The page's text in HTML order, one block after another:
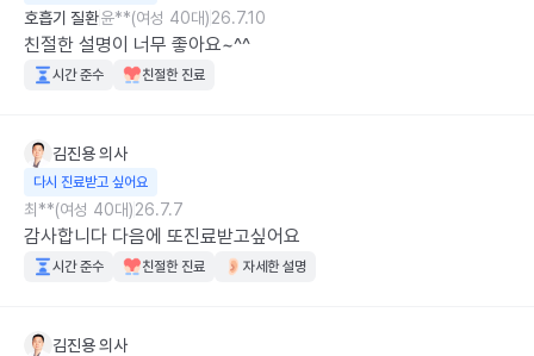
호흡기 질환윤**(여성 40대)26.7.10
친절한 설명이 너무 좋아요~^^
시간 준수 친절한 진료
김진용의사
다시 진료받고 싶어요
최**(여성 40대)26.7.7
감사합니다 다음에 또진료받고싶어요
시간 준수 친절한 진료 자세한 설명
김진용의사